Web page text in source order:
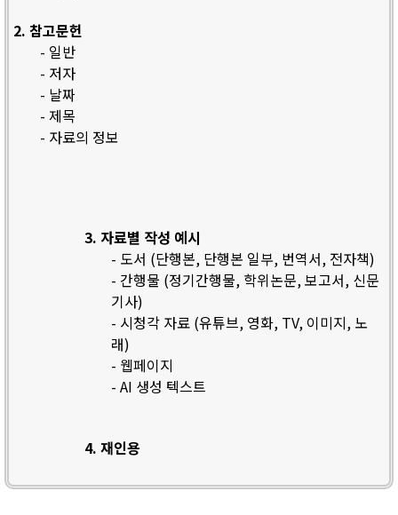
2. 참고문헌
- 일반
- 저자
- 날짜
- 제목
- 자료의 정보
3. 자료별 작성 예시
- 도서 (단행본, 단행본 일부, 번역서, 전자책)
- 간행물 (정기간행물, 학위논문, 보고서, 신문
기사)
- 시청각 자료 (유튜브, 영화, TV, 이미지, 노
래)
- 웹페이지
- AI 생성 텍스트
4. 재인용